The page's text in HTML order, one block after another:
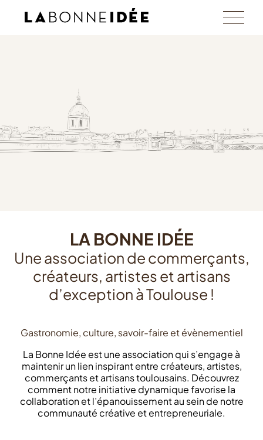
LA BONNE IDÉE
Une association de commerçants,
créateurs, artistes et artisans
d’exception à Toulouse !
Gastronomie, culture, savoir-faire et évènementiel
La Bonne Idée est une association qui s’engage à
maintenir un lien inspirant entre créateurs, artistes,
commerçants et artisans toulousains. Découvrez
comment notre initiative dynamique favorise la
collaboration et l’épanouissement au sein de notre
communauté créative et entrepreneuriale.